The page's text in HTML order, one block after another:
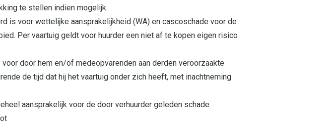
te stellen indien mogelijk.
is voor wettelijke aansprakelijkheid (WA) en cascoschade voor de
Per vaartuig geldt voor huurder een niet af te kopen eigen risico
door hem en/of medeopvarenden aan derden veroorzaakte
de tijd dat hij het vaartuig onder zich heeft, met inachtneming
aansprakelijk voor de door verhuurder geleden schade